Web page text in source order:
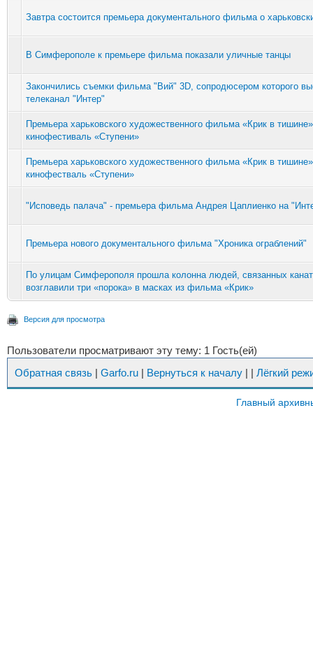
Завтра состоится премьера документального фильма о
В Симферополе к премьере фильма показали уличные танцы
Закончились съемки фильма "Вий" 3D, сопродюсером которого
телеканал "Интер"
Премьера харьковского художественного фильма «Крик в
кинофестиваль «Ступени»
Премьера харьковского художественного фильма «Крик в
кинофестваль «Ступени»
"Исповедь палача" - премьера фильма Андрея Цаплиенко на
Премьера нового документального фильма "Хроника ограблений"
По улицам Симферополя прошла колонна людей, связанных
возглавили три «порока» в масках из фильма «Крик»
Версия для просмотра
Пользователи просматривают эту тему: 1 Гость(ей)
Обратная связь | Garfo.ru | Вернуться к началу | | Лёгкий
Главный